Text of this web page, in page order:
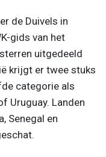
de Duivels in
gids van het
uitgedeeld
krijgt er twee stuks
categorie als
Uruguay. Landen
Senegal en